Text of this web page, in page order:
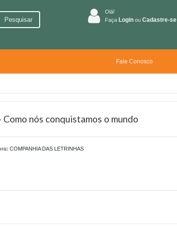
Pesquisar
Olá!
Faça Login ou Cadastre-se
Fale Conosco
Como nós conquistamos o mundo
COMPANHIA DAS LETRINHAS